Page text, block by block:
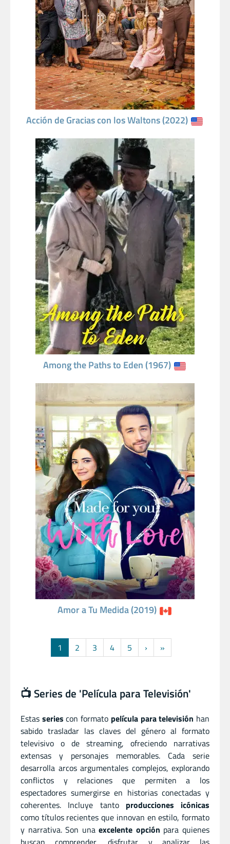
Acción de Gracias con los Waltons (2022)
Among the Paths to Eden (1967)
Amor a Tu Medida (2019)
1 2 3 4 5 › »
📺 Series de 'Película para Televisión'
Estas series con formato película para televisión han
sabido trasladar las claves del género al formato
televisivo o de streaming, ofreciendo narrativas
extensas y personajes memorables. Cada serie
desarrolla arcos argumentales complejos, explorando
conflictos y relaciones que permiten a los
espectadores sumergirse en historias conectadas y
coherentes. Incluye tanto producciones icónicas
como títulos recientes que innovan en estilo, formato
y narrativa. Son unaexcelente opción para quienes